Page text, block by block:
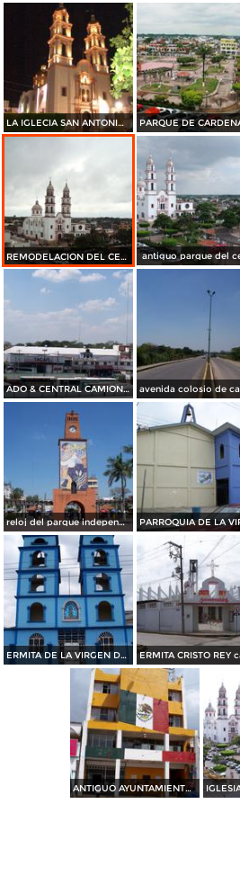
LA IGLECIA SAN ANTONIO de noche
REMODELACION DEL CENTRO antiguo parque del
ADO & CENTRAL CAMIONERA DE CARDENAS TABASCO MEXICO
reloj del parque independencia de cardenas tabasco mexico
ERMITA DE LA VIRGEN DE GUADALUPE cardenas tabasco
ANTIGUO AYUNTAMIENTO DE CARDENAS TABASCO